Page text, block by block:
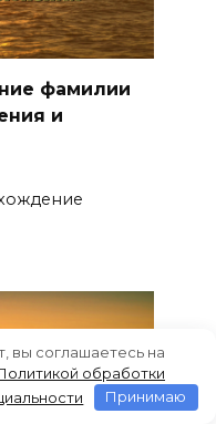
фамилии
и
вы соглашаетесь на
обработки
Принимаю